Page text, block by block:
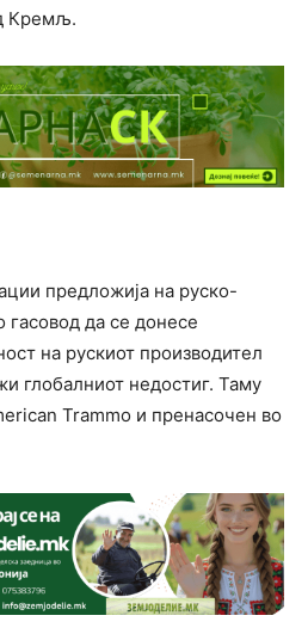
Кремљ.
предложија на руско-
гасовод да се донесе
на рускиот производител
глобалниот недостиг. Таму
Trammo и пренасочен во